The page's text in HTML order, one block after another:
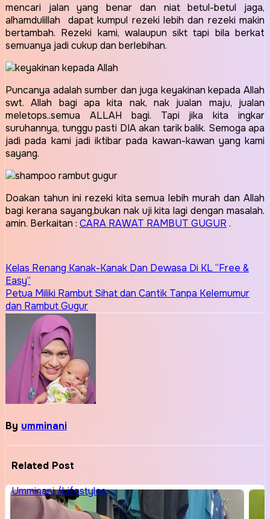
mencari jalan yang benar dan niat betul-betul jaga,
alhamdulillah dapat kumpul rezeki lebih dan rezeki makin
bertambah. Rezeki kami, walaupun sikt tapi bila berkat
semuanya jadi cukup dan berlebihan.
Puncanya adalah sumber dan juga keyakinan kepada Allah
swt. Allah bagi apa kita nak, nak jualan maju, jualan
meletops..semua ALLAH bagi. Tapi jika kita ingkar
suruhannya, tunggu pasti DIA akan tarik balik. Semoga apa
jadi pada kami jadi iktibar pada kawan-kawan yang kami
sayang.
Doakan tahun ini rezeki kita semua lebih murah dan Allah
bagi kerana sayang,bukan nak uji kita lagi dengan masalah.
amin. Berkaitan : CARA RAWAT RAMBUT GUGUR .
Post
navigation
Kelas Renang Kanak-Kanak Dan Dewasa Di KL “Free &
Easy”
Petua Miliki Rambut Sihat dan Cantik Tanpa Kelemumur
dan Rambut Gugur
By umminani
Related Post
Umminani /Lifestyles